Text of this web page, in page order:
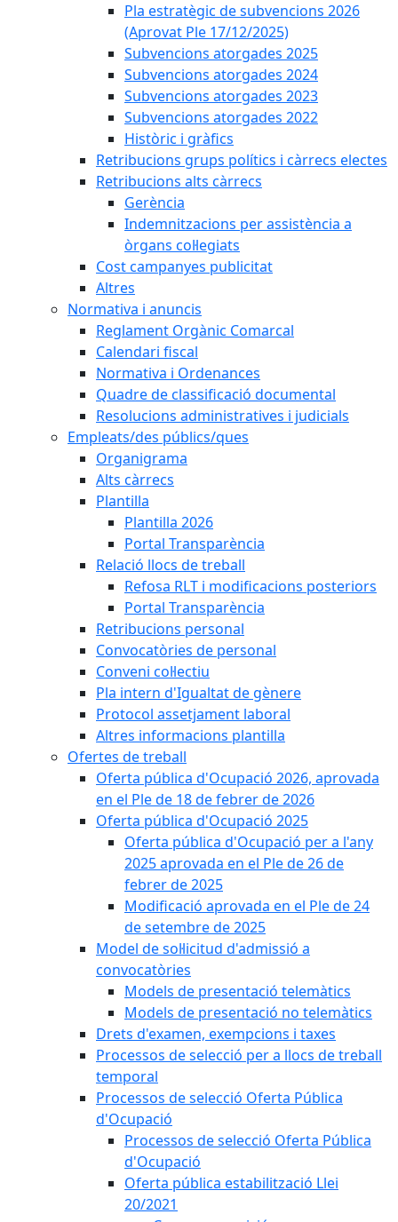
Pla estratègic de subvencions 2026
(Aprovat Ple 17/12/2025)
Subvencions atorgades 2025
Subvencions atorgades 2024
Subvencions atorgades 2023
Subvencions atorgades 2022
Històric i gràfics
Retribucions grups polítics i càrrecs electes
Retribucions alts càrrecs
Gerència
Indemnitzacions per assistència a
òrgans col·legiats
Cost campanyes publicitat
Altres
Normativa i anuncis
Reglament Orgànic Comarcal
Calendari fiscal
Normativa i Ordenances
Quadre de classificació documental
Resolucions administratives i judicials
Empleats/des públics/ques
Organigrama
Alts càrrecs
Plantilla
Plantilla 2026
Portal Transparència
Relació llocs de treball
Refosa RLT i modificacions posteriors
Portal Transparència
Retribucions personal
Convocatòries de personal
Conveni col·lectiu
Pla intern d'Igualtat de gènere
Protocol assetjament laboral
Altres informacions plantilla
Ofertes de treball
Oferta pública d'Ocupació 2026, aprovada
en el Ple de 18 de febrer de 2026
Oferta pública d'Ocupació 2025
Oferta pública d'Ocupació per a l'any
2025 aprovada en el Ple de 26 de
febrer de 2025
Modificació aprovada en el Ple de 24
de setembre de 2025
Model de sol·licitud d'admissió a
convocatòries
Models de presentació telemàtics
Models de presentació no telemàtics
Drets d'examen, exempcions i taxes
Processos de selecció per a llocs de treball
temporal
Processos de selecció Oferta Pública
d'Ocupació
Processos de selecció Oferta Pública
d'Ocupació
Oferta pública estabilització Llei
20/2021